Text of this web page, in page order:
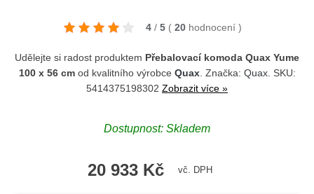
4 / 5 ( 20 hodnocení )
Udělejte si radost produktem Přebalovací komoda Quax Yume
100 x 56 cmod kvalitního výrobce Quax. Značka: Quax. SKU:
5414375198302 Zobrazit více »
Dostupnost: Skladem
20 933 Kč vč. DPH